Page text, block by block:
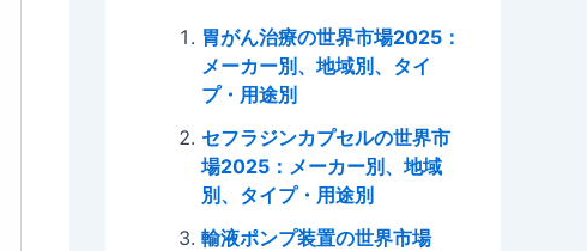
胃がん治療の世界市場2025：
メーカー別、地域別、タイ
プ・用途別
セフラジンカプセルの世界市
場2025：メーカー別、地域
別、タイプ・用途別
輸液ポンプ装置の世界市場